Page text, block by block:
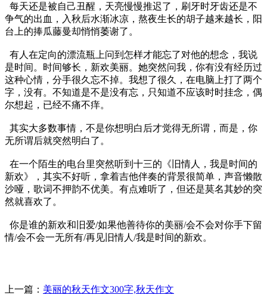
每天还是被自己丑醒，天亮慢慢推迟了，刷牙时牙齿还是不
争气的出血，入秋后水渐冰凉，熬夜生长的胡子越来越长，阳
台上的捧瓜藤曼却悄悄萎谢了。
有人在定向的漂流瓶上问到怎样才能忘了对他的想念，我说
是时间。时间够长，新欢美丽。她突然问我，你有没有经历过
这种心情，分手很久忘不掉。我想了很久，在电脑上打了两个
字，没有。不知道是不是没有忘，只知道不应该时时挂念，偶
尔想起，已经不痛不痒。
其实大多数事情，不是你想明白后才觉得无所谓，而是，你
无所谓后就突然明白了。
在一个陌生的电台里突然听到十三的《旧情人，我是时间的
新欢》，其实不好听，拿着吉他伴奏的背景很简单，声音懒散
沙哑，歌词不押韵不优美。有点难听了，但还是莫名其妙的突
然就喜欢了。
你是谁的新欢和旧爱/如果他善待你的美丽/会不会对你手下留
情/会不会一无所有/再见旧情人/我是时间的新欢。
上一篇： 美丽的秋天作文300字,秋天作文